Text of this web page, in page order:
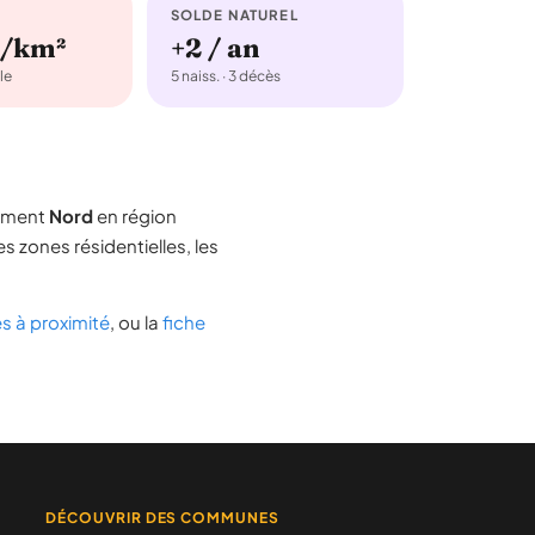
km²
SOLDE NATUREL
+2 / an
5 naiss. · 3 décès
Norden région
zones résidentielles, les
à proximité, ou la fiche
DÉCOUVRIR DES COMMUNES